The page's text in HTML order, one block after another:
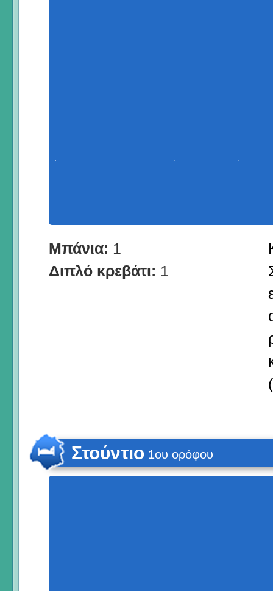
Μπάνια: 1
Διπλό κρεβάτι: 1
Στούντιο 1ου ορόφου